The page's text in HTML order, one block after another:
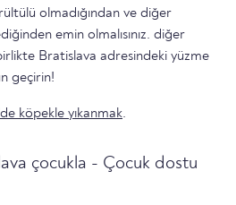
olmadığından ve diğer
emin olmalısınız. diğer
Bratislava adresindeki yüzme
geçirin!
köpekle yıkanmak.
çocukla - Çocuk dostu